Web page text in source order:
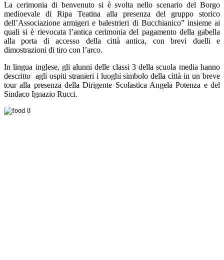
La cerimonia di benvenuto si è svolta nello scenario del Borgo
medioevale di Ripa Teatina alla presenza del gruppo storico
dell’Associazione armigeri e balestrieri di Bucchianico” insieme ai
quali si è rievocata l’antica cerimonia del pagamento della gabella
alla porta di accesso della città antica, con brevi duelli e
dimostrazioni di tiro con l’arco.
In lingua inglese, gli alunni delle classi 3 della scuola media hanno
descritto agli ospiti stranieri i luoghi simbolo della città in un breve
tour alla presenza della Dirigente Scolastica Angela Potenza e del
Sindaco Ignazio Rucci.